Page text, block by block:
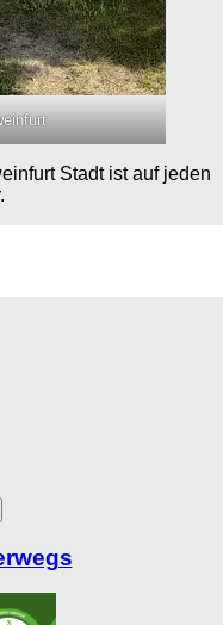
Stadt ist auf jeden